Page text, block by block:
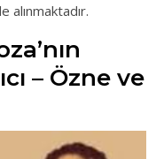
alınmaktadır.
– Özne ve